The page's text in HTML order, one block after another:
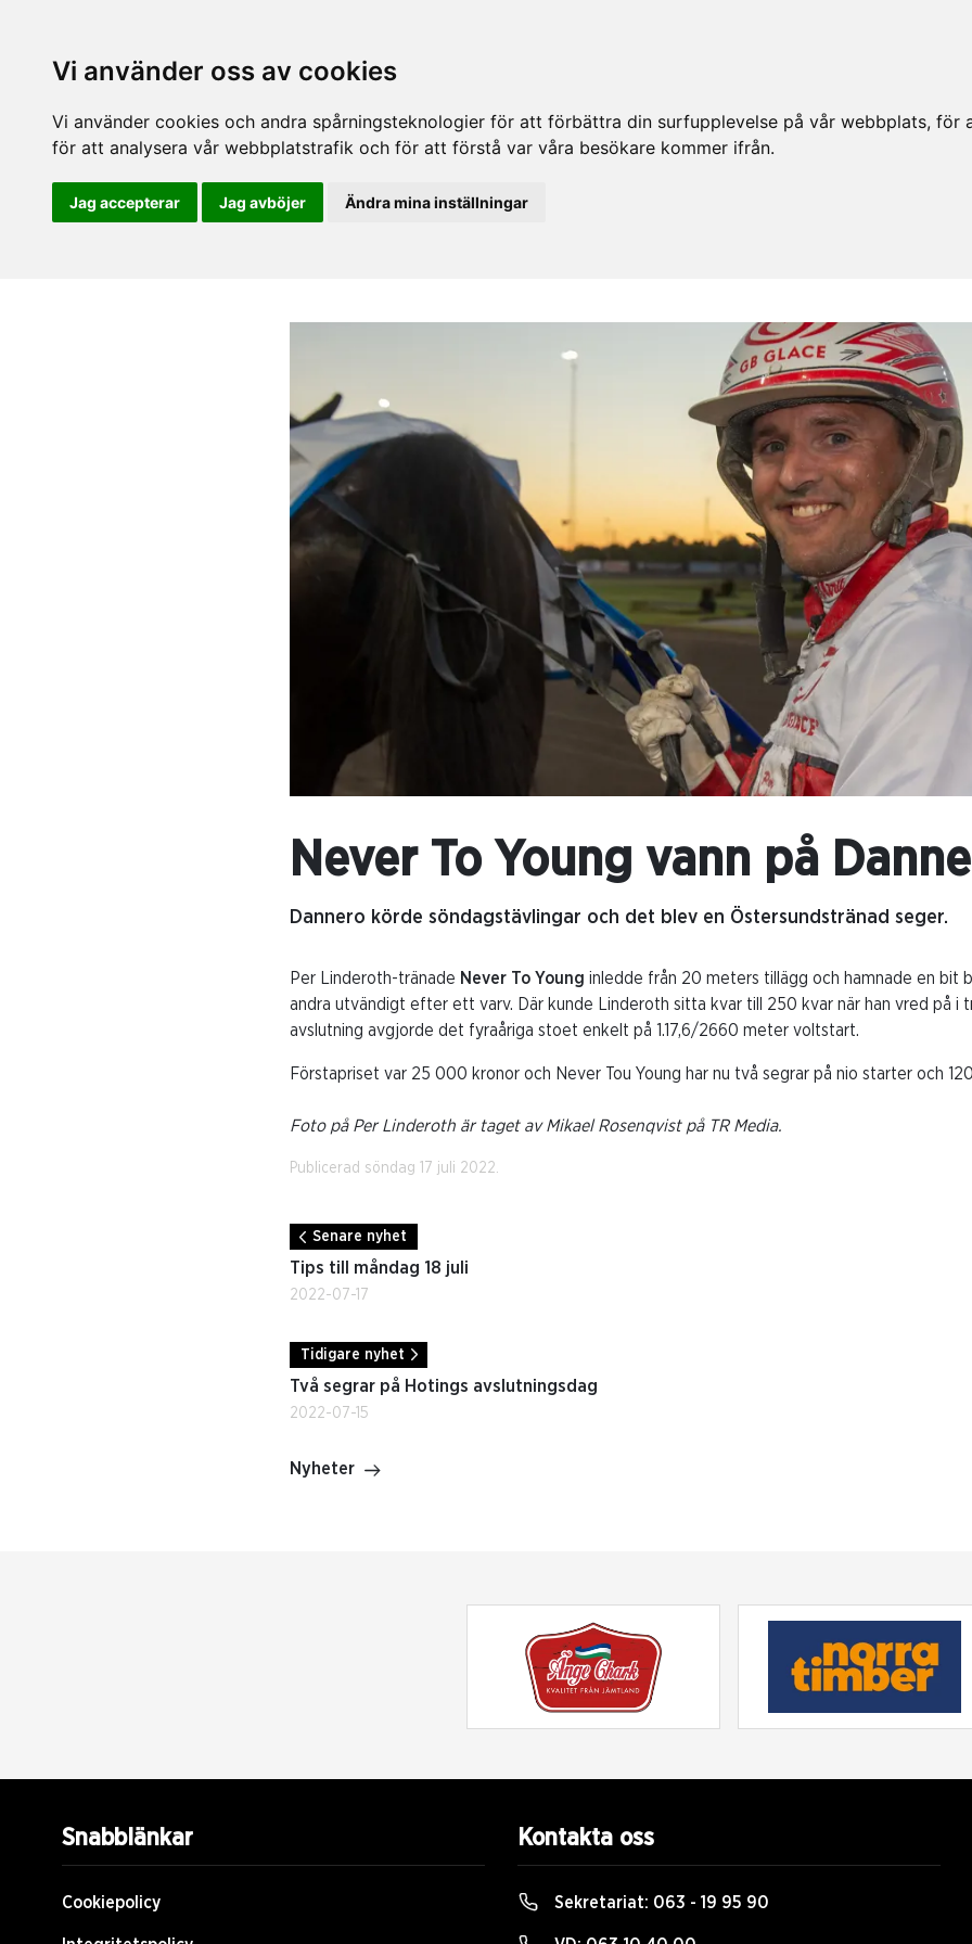
Vi använder oss av cookies
Vi använder cookies och andra spårningsteknologier för att förbättra din surfupplevelse på vår webbplats, för
för att analysera vår webbplatstrafik och för att förstå var våra besökare kommer ifrån.
Jag accepterar Jag avböjer Ändra mina inställningar
Never To Young vann på
Dannero körde söndagstävlingar och det blev en Östersundstränad seger.
Per Linderoth-tränade Never To Young inledde från 20 meters tillägg och hamnade en bit
andra utvändigt efter ett varv. Där kunde Linderoth sitta kvar till 250 kvar när han vred på i
avslutning avgjorde det fyraåriga stoet enkelt på 1.17,6/2660 meter voltstart.
Förstapriset var 25 000 kronor och Never Tou Young har nu två segrar på nio starter och
Foto på Per Linderoth är taget av Mikael Rosenqvist på TR Media.
Publicerad söndag 17 juli 2022.
Senare nyhet
Tips till måndag 18 juli
2022-07-17
Tidigare nyhet
Två segrar på Hotings avslutningsdag
2022-07-15
Nyheter
Snabblänkar
Cookiepolicy
Kontakta oss
Sekretariat: 063 - 19 95 90